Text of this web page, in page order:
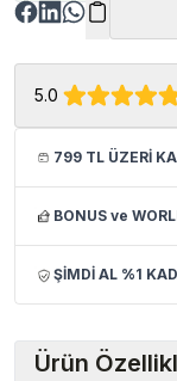
5.0
799 TL ÜZERİ
BONUS ve
ŞİMDİ AL %1
Ürün